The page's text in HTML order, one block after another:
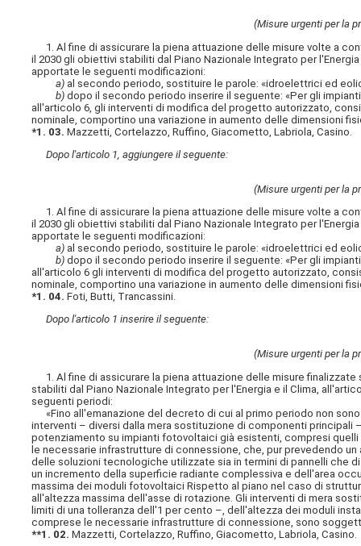
(Misure urgenti per la
1. Al fine di assicurare la piena attuazione delle misure volte a
il 2030 gli obiettivi stabiliti dal Piano Nazionale Integrato per
apportate le seguenti modificazioni:
a) al secondo periodo, sostituire le parole: «idroelettrici ed
b) dopo il secondo periodo inserire il seguente: «Per gli
all'articolo 6, gli interventi di modifica del progetto autorizzato,
nominale, comportino una variazione in aumento delle dimensioni
*1. 03. Mazzetti, Cortelazzo, Ruffino, Giacometto, Labriola, Casino.
Dopo l'articolo 1, aggiungere il seguente:
(Misure urgenti per la
1. Al fine di assicurare la piena attuazione delle misure volte a
il 2030 gli obiettivi stabiliti dal Piano Nazionale Integrato per
apportate le seguenti modificazioni:
a) al secondo periodo, sostituire le parole: «idroelettrici ed
b) dopo il secondo periodo inserire il seguente: «Per gli
all'articolo 6 gli interventi di modifica del progetto autorizzato,
nominale, comportino una variazione in aumento delle dimensioni
*1. 04. Foti, Butti, Trancassini.
Dopo l'articolo 1 inserire il seguente:
(Misure urgenti per la
1. Al fine di assicurare la piena attuazione delle misure
stabiliti dal Piano Nazionale Integrato per l'Energia e il Clima,
seguenti periodi:
«Fino all'emanazione del decreto di cui al primo periodo non
interventi – diversi dalla mera sostituzione di componenti
potenziamento su impianti fotovoltaici già esistenti, compresi
le necessarie infrastrutture di connessione, che, pur prevedendo
delle soluzioni tecnologiche utilizzate sia in termini di pannelli che
un incremento della superficie radiante complessiva e dell'area
massima dei moduli fotovoltaici Rispetto al piano nel caso di
all'altezza massima dell'asse di rotazione. Gli interventi di mera
limiti di una tolleranza dell'1 per cento –, dell'altezza dei moduli
comprese le necessarie infrastrutture di connessione, sono
**1. 02. Mazzetti, Cortelazzo, Ruffino, Giacometto, Labriola, Casino.